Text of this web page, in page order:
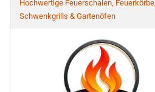
Hochwertige Feuerschalen, Feuerkörbe,
Schwenkgrills & Gartenöfen